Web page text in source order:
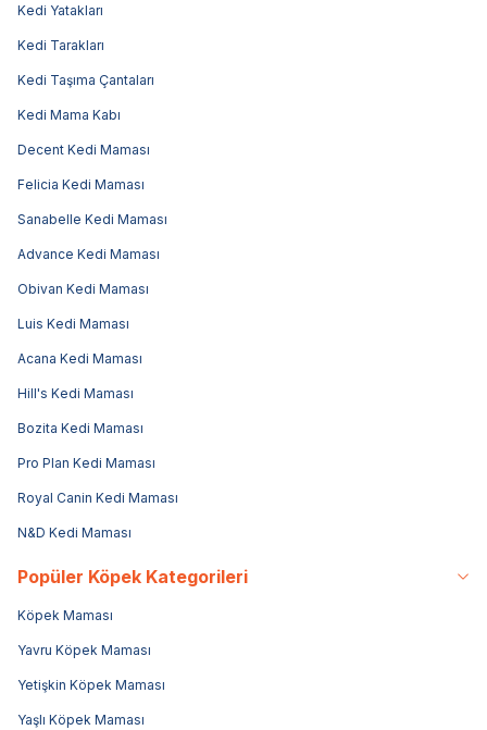
Kedi Yatakları
Kedi Tarakları
Kedi Taşıma Çantaları
Kedi Mama Kabı
Decent Kedi Maması
Felicia Kedi Maması
Sanabelle Kedi Maması
Advance Kedi Maması
Obivan Kedi Maması
Luis Kedi Maması
Acana Kedi Maması
Hill's Kedi Maması
Bozita Kedi Maması
Pro Plan Kedi Maması
Royal Canin Kedi Maması
N&D Kedi Maması
Popüler Köpek Kategorileri
Köpek Maması
Yavru Köpek Maması
Yetişkin Köpek Maması
Yaşlı Köpek Maması